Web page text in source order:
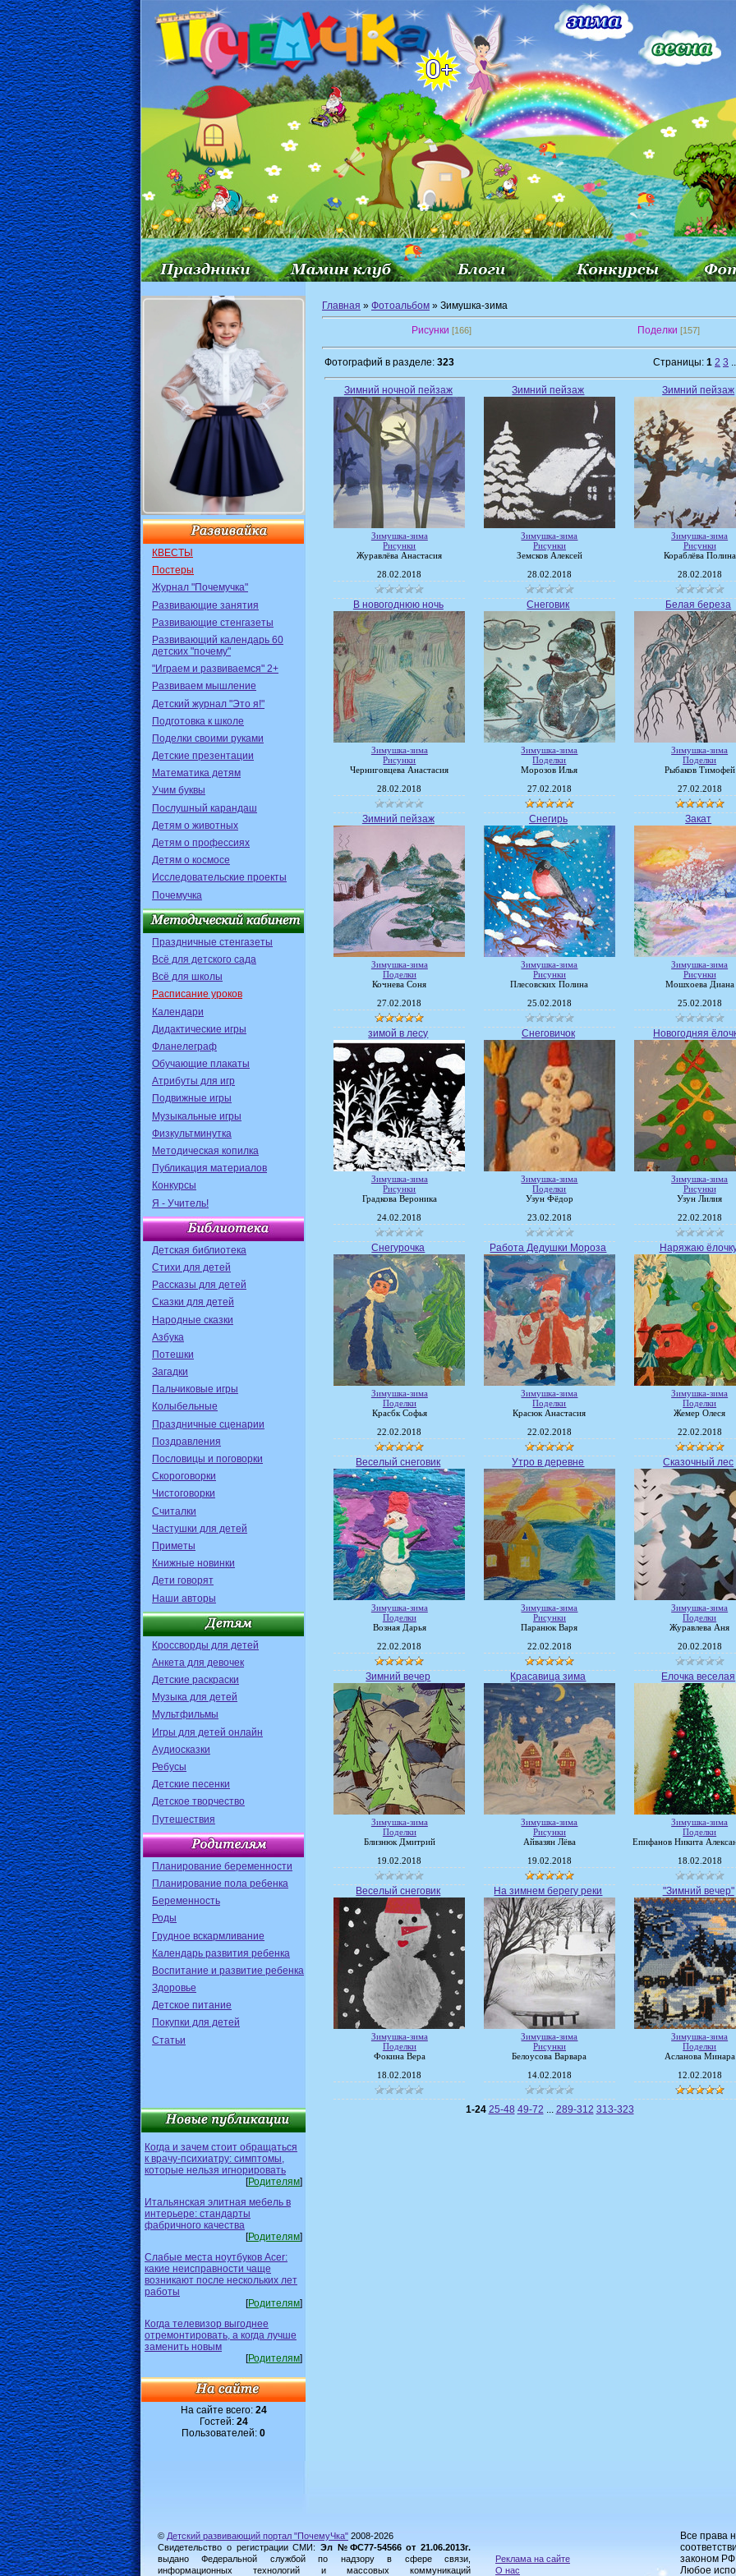
КВЕСТЫ
Постеры
Журнал "Почемучка"
Развивающие занятия
Развивающие стенгазеты
Развивающий календарь 60
детских "почему"
"Играем и развиваемся" 2+
Развиваем мышление
Детский журнал "Это я!"
Подготовка к школе
Поделки своими руками
Детские презентации
Математика детям
Учим буквы
Послушный карандаш
Детям о животных
Детям о профессиях
Детям о космосе
Исследовательские проекты
Почемучка
Праздничные стенгазеты
Всё для детского сада
Всё для школы
Расписание уроков
Календари
Дидактические игры
Фланелеграф
Обучающие плакаты
Атрибуты для игр
Подвижные игры
Музыкальные игры
Физкультминутка
Методическая копилка
Публикация материалов
Конкурсы
Я - Учитель!
Детская библиотека
Стихи для детей
Рассказы для детей
Сказки для детей
Народные сказки
Азбука
Потешки
Загадки
Пальчиковые игры
Колыбельные
Праздничные сценарии
Поздравления
Пословицы и поговорки
Скороговорки
Чистоговорки
Считалки
Частушки для детей
Приметы
Книжные новинки
Дети говорят
Наши авторы
Кроссворды для детей
Анкета для девочек
Детские раскраски
Музыка для детей
Мультфильмы
Игры для детей онлайн
Аудиосказки
Ребусы
Детские песенки
Детское творчество
Путешествия
Планирование беременности
Планирование пола ребенка
Беременность
Роды
Грудное вскармливание
Календарь развития ребенка
Воспитание и развитие ребенка
Здоровье
Детское питание
Покупки для детей
Статьи
Когда и зачем стоит обращаться
к врачу-психиатру: симптомы,
которые нельзя игнорировать
[Родителям]
Итальянская элитная мебель в
интерьере: стандарты
фабричного качества
[Родителям]
Слабые места ноутбуков Acer:
какие неисправности чаще
возникают после нескольких лет
работы
[Родителям]
Когда телевизор выгоднее
отремонтировать, а когда лучше
заменить новым
[Родителям]
На сайте всего: 24
Гостей: 24
Пользователей: 0
Главная » Фотоальбом » Зимушка-зима
Рисунки [166] Поделки [157]
Фотографий в разделе: 323 Страницы: 1 2 3
Зимний ночной пейзаж
Зимушка-зима
Рисунки
Журавлёва Анастасия
28.02.2018
Зимний пейзаж
Зимушка-зима
Рисунки
Земсков Алексей
28.02.2018
Зимний пейзаж
Зимушка-зима
Рисунки
Кораблёва Полина
28.02.2018
В новогоднюю ночь
Зимушка-зима
Рисунки
Черниговцева Анастасия
28.02.2018
Снеговик
Зимушка-зима
Поделки
Морозов Илья
27.02.2018
Белая береза
Зимушка-зима
Поделки
Рыбаков Тимофей
27.02.2018
Зимний пейзаж
Зимушка-зима
Поделки
Кочнева Соня
27.02.2018
Снегирь
Зимушка-зима
Рисунки
Плесовских Полина
25.02.2018
Закат
Зимушка-зима
Рисунки
Мошхоева Диана
25.02.2018
зимой в лесу
Зимушка-зима
Рисунки
Градкова Вероника
24.02.2018
Снеговичок
Зимушка-зима
Поделки
Узун Фёдор
23.02.2018
Новогодняя
Зимушка-зима
Рисунки
Узун Лилия
22.02.2018
Снегурочка
Зимушка-зима
Поделки
Красбк Софья
22.02.2018
Работа Дедушки Мороза
Зимушка-зима
Поделки
Красюк Анастасия
22.02.2018
Наряжаю
Зимушка-зима
Поделки
Жемер Олеся
22.02.2018
Веселый снеговик
Зимушка-зима
Поделки
Возная Дарья
22.02.2018
Утро в деревне
Зимушка-зима
Рисунки
Паранюк Варя
22.02.2018
Сказочный лес
Зимушка-зима
Поделки
Журавлева Аня
20.02.2018
Зимний вечер
Зимушка-зима
Поделки
Близнюк Дмитрий
19.02.2018
Красавица зима
Зимушка-зима
Рисунки
Айвазян Лёва
19.02.2018
Елочка веселая
Зимушка-зима
Поделки
Епифанов Никита
18.02.2018
Веселый снеговик
Зимушка-зима
Поделки
Фокина Вера
18.02.2018
На зимнем берегу реки
Зимушка-зима
Рисунки
Белоусова Варвара
14.02.2018
"Зимний вечер"
Зимушка-зима
Поделки
Асланова Минара
12.02.2018
1-24 25-48 49-72 ... 289-312 313-323
© Детский развивающий портал "ПочемуЧка" 2008-2026
Свидетельство о регистрации СМИ: Эл №ФС77-54566 от 21.06.2013г.
выдано Федеральной службой по надзору в сфере связи,
информационных технологий и массовых коммуникаций
Реклама на сайте
О нас
Все права
законом
Любое